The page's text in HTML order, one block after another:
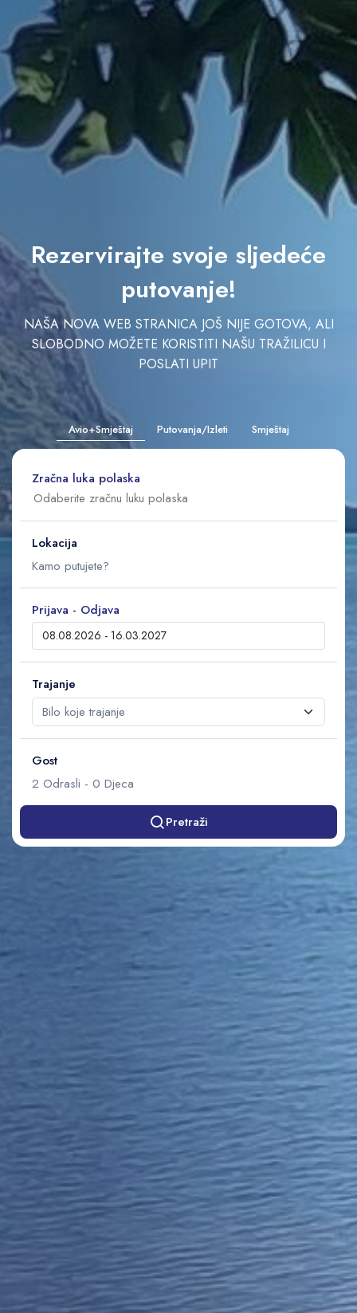
Rezervirajte svoje sljedeće
putovanje!
NAŠA NOVA WEB STRANICA JOŠ NIJE GOTOVA, ALI
SLOBODNO MOŽETE KORISTITI NAŠU TRAŽILICU I
POSLATI UPIT
Avio+Smještaj Putovanja/Izleti Smještaj
Zračna luka polaska
Lokacija
Prijava - Odjava
Trajanje
Gost
2 Odrasli - 0 Djeca
Pretraži